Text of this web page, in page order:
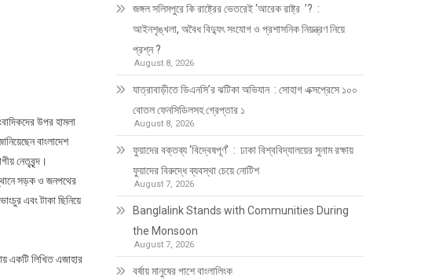
উপর হামলা
বাংলাদেশ
নেতৃবৃন্দ।
সড়ক ও জনপথের
এবং টাকা ছিনিয়ে
একটি লিখিত এজাহার
জঙ্গল সলিমপুরে কি রাষ্ট্রের ভেতরেই ‘আরেক রাষ্ট্র ’? :
আইনশৃঙ্খলা, অবৈধ বিদ্যুৎ সংযোগ ও প্রশাসনিক নিয়ন্ত্রণ নিয়ে
প্রশ্ন ?
August 8, 2026
যাত্রাবাড়ীতে ডিএনসি’র ঝটিকা অভিযান : সোহাগ এক্সপ্রেসে ১০০
বোতল ফেনসিডিলসহ গ্রেপ্তার ১
August 8, 2026
ফুয়াদের বক্তব্য ‘বিদ্বেষপূর্ণ’ : ঢাকা বিশ্ববিদ্যালয়ের সুনাম রক্ষায়
ফুয়াদের বিরুদ্ধে ব্যবস্থা চেয়ে নোটিশ
August 7, 2026
Banglalink Stands with Communities During
the Monsoon
August 7, 2026
বর্ষায় মানুষের পাশে বাংলালিংক